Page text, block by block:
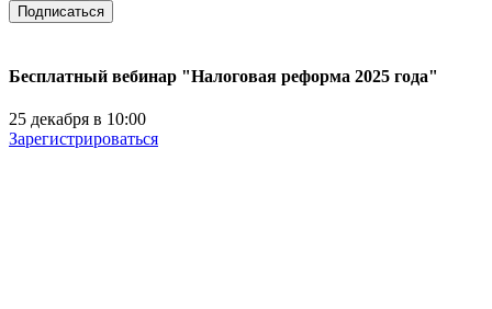
Подписаться
Бесплатный вебинар "Налоговая реформа 2025 года"
25 декабря в 10:00
Зарегистрироваться